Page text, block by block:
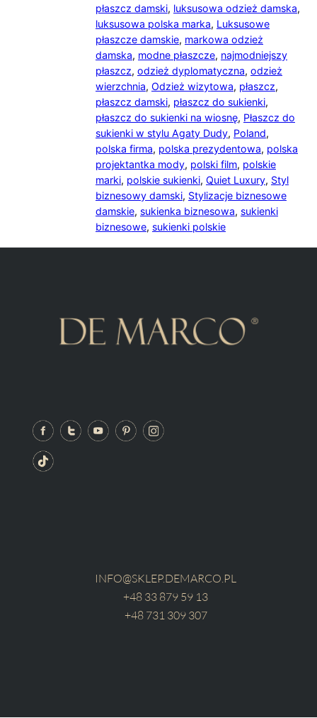
płaszcz damski, luksusowa odzież damska,
luksusowa polska marka, Luksusowe
płaszcze damskie, markowa odzież
damska, modne płaszcze, najmodniejszy
płaszcz, odzież dyplomatyczna, odzież
wierzchnia, Odzież wizytowa, płaszcz,
płaszcz damski, płaszcz do sukienki,
płaszcz do sukienki na wiosnę, Płaszcz do
sukienki w stylu Agaty Dudy, Poland,
polska firma, polska prezydentowa, polska
projektantka mody, polski film, polskie
marki, polskie sukienki, Quiet Luxury, Styl
biznesowy damski, Stylizacje biznesowe
damskie, sukienka biznesowa, sukienki
biznesowe, sukienki polskie
INFO@SKLEP.DEMARCO.PL
+48 33 879 59 13
+48 731 309 307